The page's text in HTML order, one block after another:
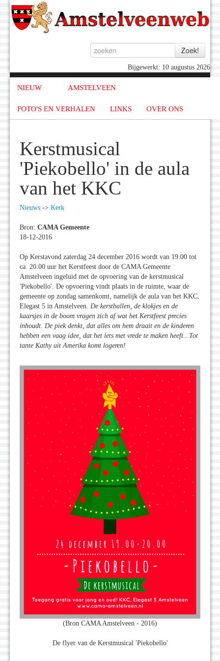
Bijgewerkt: 10 augustus 2026
NIEUW AMSTELVEEN
FOTO'S EN VERHALEN LINKS OVER ONS
Kerstmusical
'Piekobello' in de aula
van het KKC
Nieuws -> Kerk
Bron: CAMA Gemeente
18-12-2016
Op Kerstavond zaterdag 24 december 2016 wordt van 19.00 tot
ca. 20.00 uur het Kerstfeest door de CAMA Gemeente
Amstelveen ingeluid met de opvoering van de kerstmusical
'Piekobello'. De opvoering vindt plaats in de ruimte, waar de
gemeente op zondag samenkomt, namelijk de aula van het KKC,
Elegast 5 in Amstelveen. De kerstballen, de klokjes en de
kaarsjes in de boom vragen zich af wat het Kerstfeest precies
inhoudt. De piek denkt, dat alles om hem draait en de kinderen
hebben een vaag idee, dat het iets met vrede te maken heeft... Tot
tante Kathy uit Amerika komt logeren!
(Bron CAMA Amstelveen - 2016)
De flyer van de Kerstmusical 'Piekobello'